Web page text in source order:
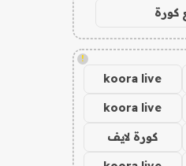
كورة
!
koora live
koora live
كورة لايف